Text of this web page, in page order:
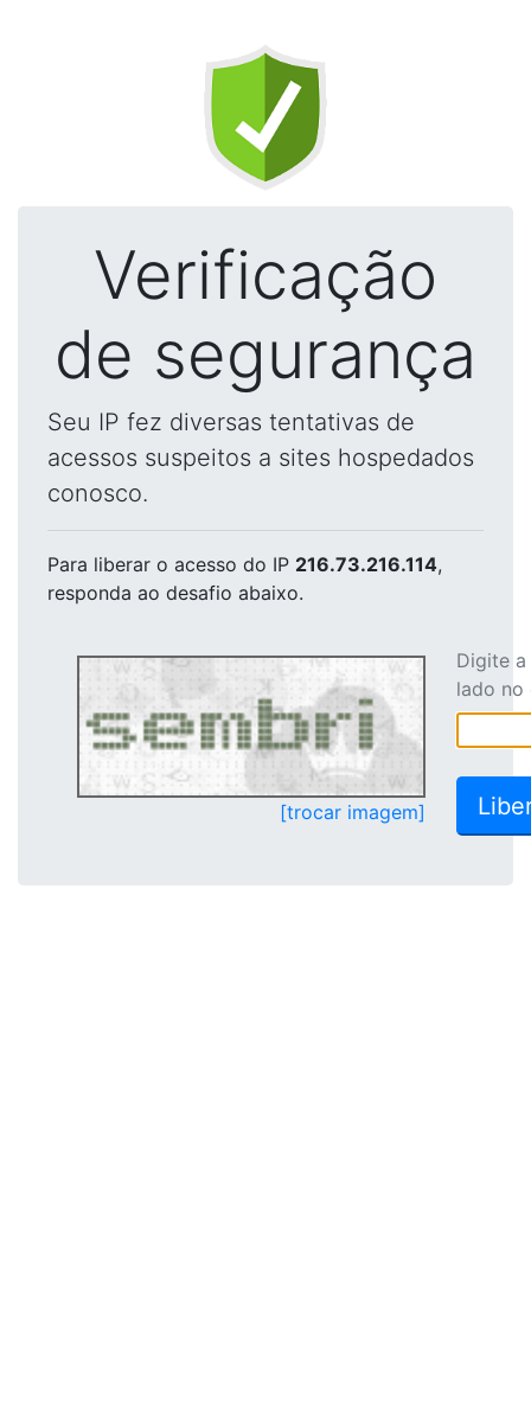
Verificação
de segurança
Seu IP fez diversas tentativas de
acessos suspeitos a sites hospedados
conosco.
Para liberar o acesso do IP 216.73.216.114,
responda ao desafio abaixo.
[trocar imagem]
Digite
lado no